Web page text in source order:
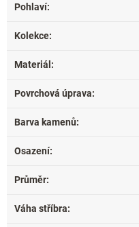
Pohlaví:
Kolekce:
Materiál :
Povrchová úprava:
Barva kamenů:
Osazení:
Průměr:
Váha stříbra: